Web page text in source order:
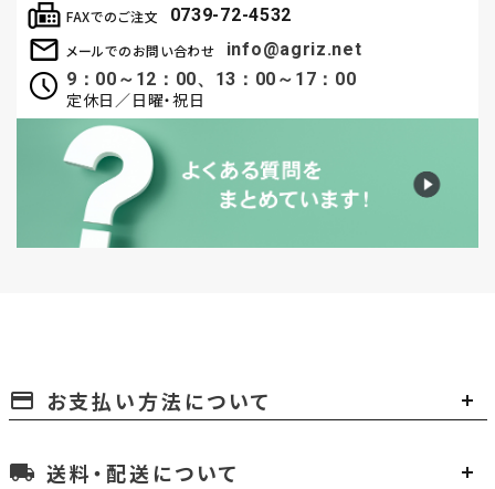
メールでのお問い合わせ
info@agriz.net
9：00～12：00、13：00～17：00
定休日／日曜・祝日
FAXでのご注文 0739-72-4532
payment お支払い方法について
local_shipping 送料・配送について